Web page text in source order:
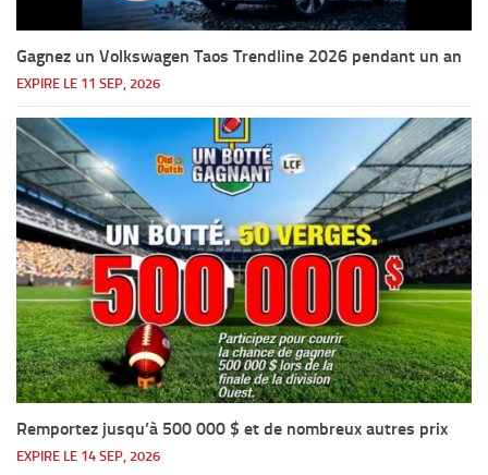
Gagnez un Volkswagen Taos Trendline 2026 pendant un an
EXPIRE LE 11 SEP, 2026
Remportez jusqu’à 500 000 $ et de nombreux autres prix
EXPIRE LE 14 SEP, 2026